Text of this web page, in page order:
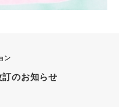
ン
のお知らせ